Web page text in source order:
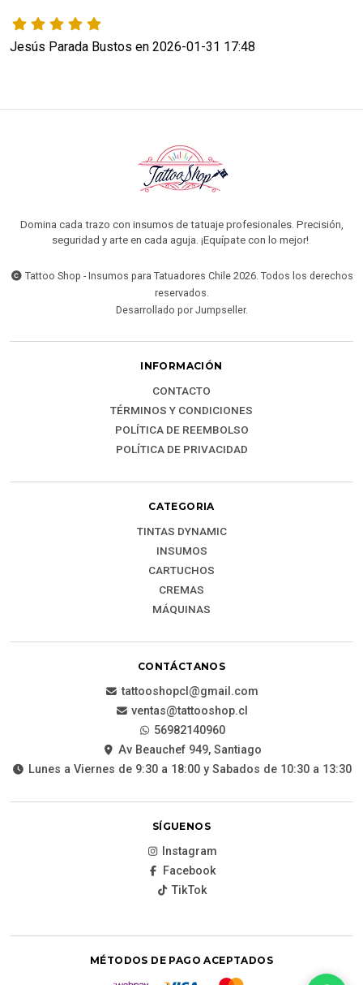
Jesús Parada Bustos en 2026-01-31 17:48
Domina cada trazo con insumos de tatuaje profesionales. Precisión,
seguridad y arte en cada aguja. ¡Equípate con lo mejor!
Tattoo Shop - Insumos para Tatuadores Chile 2026. Todos los derechos
reservados.
Desarrollado por Jumpseller.
INFORMACIÓN
CONTACTO
TÉRMINOS Y CONDICIONES
POLÍTICA DE REEMBOLSO
POLÍTICA DE PRIVACIDAD
CATEGORIA
TINTAS DYNAMIC
INSUMOS
CARTUCHOS
CREMAS
MÁQUINAS
CONTÁCTANOS
tattooshopcl@gmail.com
ventas@tattooshop.cl
56982140960
Av Beauchef 949, Santiago
Lunes a Viernes de 9:30 a 18:00 y Sabados de 10:30 a 13:30
SÍGUENOS
Instagram
Facebook
TikTok
MÉTODOS DE PAGO ACEPTADOS